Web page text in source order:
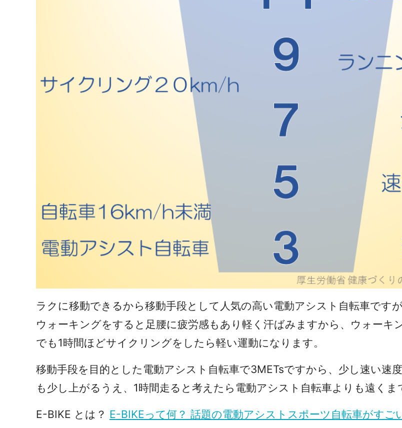
ラクに移動できるから移動手段として人気の高い電動アシスト自転車です
ウォーキングをすると足腰に疲労感もあり軽く汗ばみますから、ウォーキ
でも1時間ほどサイクリングをしたら軽い運動になります。
移動手段を目的とした電動アシスト自転車で3METsですから、少し速い速
も少し上がるうえ、1時間走ると考えたら電動アシスト自転車よりも遠く
E-BIKE とは？ E-BIKEって何？ 話題の電動アシストスポーツ自転車がすご